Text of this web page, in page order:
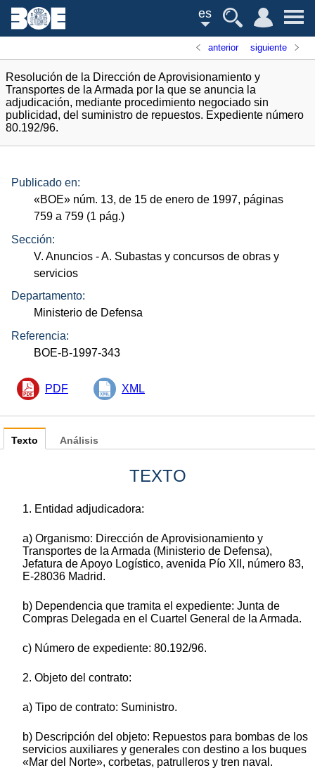
es
anterior siguiente
Resolución de la Dirección de Aprovisionamiento y
Transportes de la Armada por la que se anuncia la
adjudicación, mediante procedimiento negociado sin
publicidad, del suministro de repuestos. Expediente número
80.192/96.
Publicado en:
«BOE» núm. 13, de 15 de enero de 1997, páginas
759 a 759 (1 pág.)
Sección:
V. Anuncios - A. Subastas y concursos de obras y
servicios
Departamento:
Ministerio de Defensa
Referencia:
BOE-B-1997-343
PDF XML
Texto
TEXTO
1. Entidad adjudicadora:
a) Organismo: Dirección de Aprovisionamiento y
Transportes de la Armada (Ministerio de Defensa),
Jefatura de Apoyo Logístico, avenida Pío XII, número 83,
E-28036 Madrid.
b) Dependencia que tramita el expediente: Junta de
Compras Delegada en el Cuartel General de la Armada.
c) Número de expediente: 80.192/96.
2. Objeto del contrato:
a) Tipo de contrato: Suministro.
b) Descripción del objeto: Repuestos para bombas de los
servicios auxiliares y generales con destino a los buques
«Mar del Norte», corbetas, patrulleros y tren naval.
Análisis